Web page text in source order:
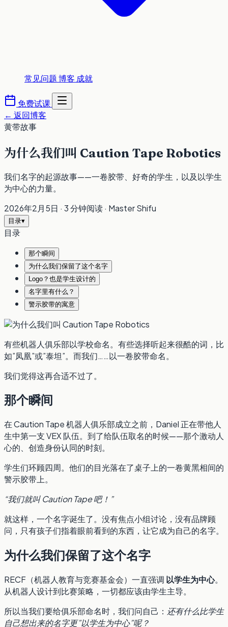
常见问题博客 成就
免费试课
← 返回博客
黄带故事
为什么我们叫 Caution Tape Robotics
我们名字的起源故事——一卷胶带、好奇的学生，以及以学生
为中心的力量。
2026年2月5日 · 3 分钟阅读· Master Shifu
目录▾
目录
那个瞬间
为什么我们保留了这个名字
Logo？也是学生设计的
名字里有什么？
警示胶带的寓意
有些机器人俱乐部以学校命名。有些选择听起来很酷的词，比
如”凤凰”或”泰坦”。而我们……以一卷胶带命名。
我们觉得这再合适不过了。
那个瞬间
在 Caution Tape 机器人俱乐部成立之前，Daniel 正在带他人
生中第一支 VEX 队伍。到了给队伍取名的时候——那个激动人
心的、创造身份认同的时刻。
学生们环顾四周。他们的目光落在了桌子上的一卷黄黑相间的
警示胶带上。
“我们就叫 Caution Tape 吧！”
就这样，一个名字诞生了。没有焦点小组讨论，没有品牌顾
问，只有孩子们指着眼前看到的东西，让它成为自己的名字。
为什么我们保留了这个名字
RECF（机器人教育与竞赛基金会）一直强调 以学生为中心。
从机器人设计到比赛策略，一切都应该由学生主导。
所以当我们要给俱乐部命名时，我们问自己： 还有什么比学生
自己想出来的名字更”以学生为中心”呢？